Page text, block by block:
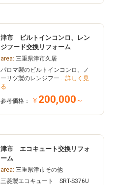
津市 ビルトインコンロ、レン
ジフード交換リフォーム
area: 三重県津市久居
パロマ製のビルトインコンロ、ノ
ーリツ製のレンジフー
…詳しく見
る
参考価格： ￥ 200,000 ～
津市 エコキュート交換リフォ
ーム
area: 三重県津市その他
三菱製エコキュート SRT-S376U